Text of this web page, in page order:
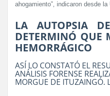
ahogamiento”, indicaron desde
LA AUTOPSIA
DETERMINÓ QUE
HEMORRÁGICO
ASÍ LO CONSTATÓ EL
ANÁLISIS FORENSE
MORGUE DE ITUZAINGÓ.